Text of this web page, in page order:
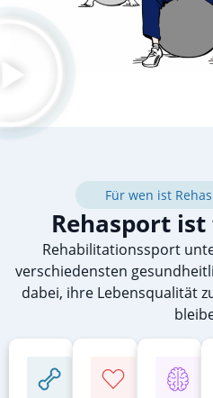
Für wen ist
Rehasport
Rehabilitationssport
verschiedensten
dabei, ihre Lebensqualität